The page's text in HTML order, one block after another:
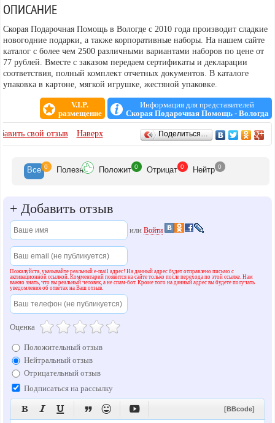
ОПИСАНИЕ
Скорая Подарочная Помощь в Вологде с 2010 года производит сладкие
новогодние подарки, а также корпоративные наборы. На нашем сайте
каталог с более чем 2500 различными вариантами наборов по цене от
77 рублей. Вместе с заказом передаем сертификаты и декларации
соответствия, полный комплект отчетных документов. В каталоге
упаковка в картоне, мягкой игрушке, жестяной упаковке.
V.I.P.
размещение
Информация для представителей
Скорая Подарочная Помощь - Вологда
ОТЗЫВЫсвой отзыв Наверх Поделиться…
Все 0 Полезн Положит 0 Отрицат 0 Нейтр 0
+ Добавить отзыв
илиВойти
Пожалуйста, указывайте реальный e-mail адрес! На данный адрес будет отправлено письмо с
активационной ссылкой. Комментарий появится на сайте только после перехода по этой ссылке. Нам
важно знать, что вы реальный человек, а не спам-бот. Кроме того на данный адрес вы будете получать
уведомления об ответах на Ваш отзыв.
Оценка
Положительный отзыв
Нейтральный отзыв
Отрицательный отзыв
Подписаться на рассылку
      [BBcode]